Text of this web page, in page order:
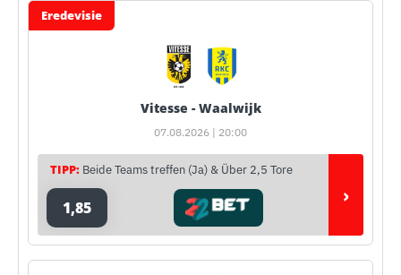
Eredevisie
Vitesse - Waalwijk
07.08.2026 | 20:00
TIPP: Beide Teams treffen (Ja) & Über 2,5 Tore
1,85 ›